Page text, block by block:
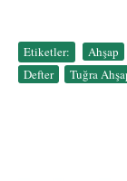
Etiketler: Ahşap
Defter
Tuğra